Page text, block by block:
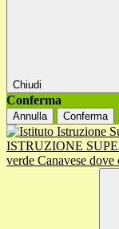
Chiudi
Conferma
Annulla Conferma
ISTRUZIONE
verde Canavese